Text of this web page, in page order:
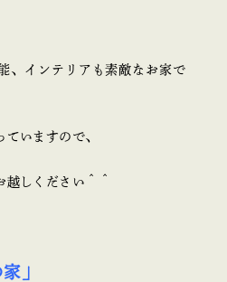
、インテリアも素敵なお家で
いますので、
しください＾＾
」